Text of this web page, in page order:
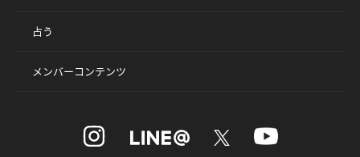
占う
メンバーコンテンツ